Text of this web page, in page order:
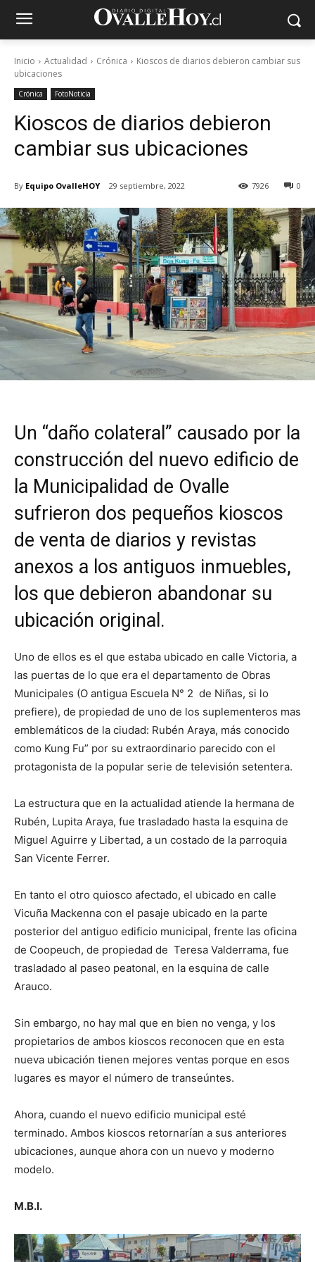
Inicio Actualidad Crónica
Kioscos de diarios debieron cambiar sus
ubicaciones
Crónica FotoNoticia
Kioscos de diarios debieron
cambiar sus ubicaciones
By Equipo OvalleHOY 29 septiembre, 2022 0
7926
Un “daño colateral” causado por la
construcción del nuevo edificio de
la Municipalidad de Ovalle
sufrieron dos pequeños kioscos
de venta de diarios y revistas
anexos a los antiguos inmuebles,
los que debieron abandonar su
ubicación original.
Uno de ellos es el que estaba ubicado en calle Victoria, a
las puertas de lo que era el departamento de Obras
Municipales (O antigua Escuela N° 2 de Niñas, si lo
prefiere), de propiedad de uno de los suplementeros mas
emblemáticos de la ciudad: Rubén Araya, más conocido
como Kung Fu” por su extraordinario parecido con el
protagonista de la popular serie de televisión setentera.
La estructura que en la actualidad atiende la hermana de
Rubén, Lupita Araya, fue trasladado hasta la esquina de
Miguel Aguirre y Libertad, a un costado de la parroquia
San Vicente Ferrer.
En tanto el otro quiosco afectado, el ubicado en calle
Vicuña Mackenna con el pasaje ubicado en la parte
posterior del antiguo edificio municipal, frente las oficina
de Coopeuch, de propiedad de Teresa Valderrama, fue
trasladado al paseo peatonal, en la esquina de calle
Arauco.
Sin embargo, no hay mal que en bien no venga, y los
propietarios de ambos kioscos reconocen que en esta
nueva ubicación tienen mejores ventas porque en esos
lugares es mayor el número de transeúntes.
Ahora, cuando el nuevo edificio municipal esté
terminado. Ambos kioscos retornarían a sus anteriores
ubicaciones, aunque ahora con un nuevo y moderno
modelo.
M.B.I.